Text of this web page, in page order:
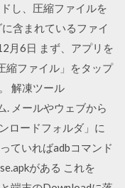
し、圧縮ファイルを
含まれているファイ
月6日 まず、アプリを
縮ファイル」をタップ
解凍ツール
メールやウェブから
ロードフォルダ」に
ていればadbコマンド
がある これを